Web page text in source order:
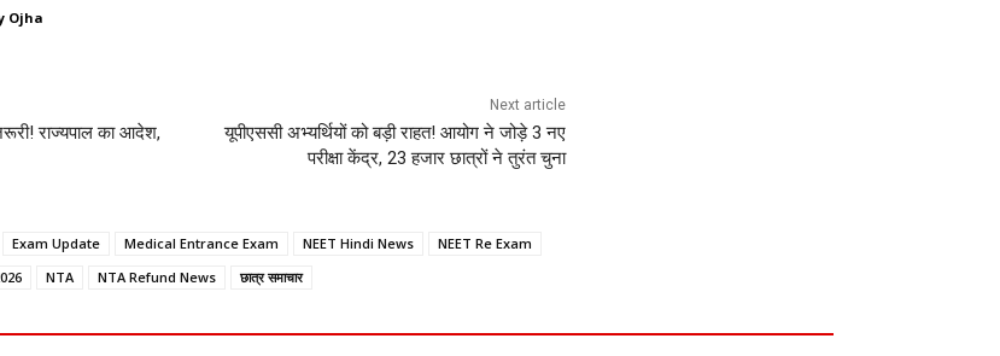
Ojha
राज्यपाल का आदेश,
Next article
यूपीएससी अभ्यर्थियों को बड़ी राहत! आयोग ने जोड़े 3 नए
परीक्षा केंद्र, 23 हजार छात्रों ने तुरंत चुना
Exam Update Medical Entrance Exam NEET Hindi News
NEET Re Exam
NTA NTA Refund News छात्र समाचार